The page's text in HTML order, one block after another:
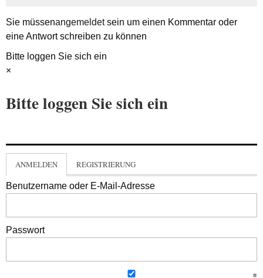
Sie müssenangemeldetsein um einen Kommentar oder
eine Antwort schreiben zu können
Bitte loggen Sie sich ein
×
Bitte loggen Sie sich ein
ANMELDEN REGISTRIERUNG
Benutzername oder E-Mail-Adresse
Passwort